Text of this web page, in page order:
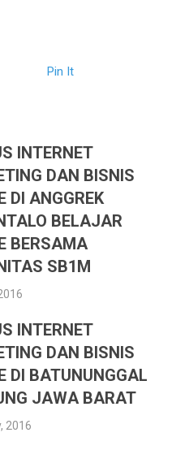
Pin It
INTERNET
DAN BISNIS
DI ANGGREK
BELAJAR
BERSAMA
SB1M
INTERNET
DAN BISNIS
DI BATUNUNGGAL
JAWA BARAT
2016